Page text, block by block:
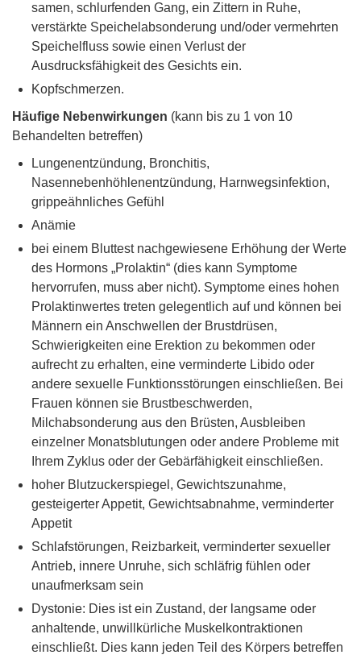
samen, schlurfenden Gang, ein Zittern in Ruhe,
verstärkte Speichelabsonderung und/oder vermehrten
Speichelfluss sowie einen Verlust der
Ausdrucksfähigkeit des Gesichts ein.
Kopfschmerzen.
Häufige Nebenwirkungen (kann bis zu 1 von 10
Behandelten betreffen)
Lungenentzündung, Bronchitis,
Nasennebenhöhlenentzündung, Harnwegsinfektion,
grippeähnliches Gefühl
Anämie
bei einem Bluttest nachgewiesene Erhöhung der Werte
des Hormons „Prolaktin“ (dies kann Symptome
hervorrufen, muss aber nicht). Symptome eines hohen
Prolaktinwertes treten gelegentlich auf und können bei
Männern ein Anschwellen der Brustdrüsen,
Schwierigkeiten eine Erektion zu bekommen oder
aufrecht zu erhalten, eine verminderte Libido oder
andere sexuelle Funktionsstörungen einschließen. Bei
Frauen können sie Brustbeschwerden,
Milchabsonderung aus den Brüsten, Ausbleiben
einzelner Monatsblutungen oder andere Probleme mit
Ihrem Zyklus oder der Gebärfähigkeit einschließen.
hoher Blutzuckerspiegel, Gewichtszunahme,
gesteigerter Appetit, Gewichtsabnahme, verminderter
Appetit
Schlafstörungen, Reizbarkeit, verminderter sexueller
Antrieb, innere Unruhe, sich schläfrig fühlen oder
unaufmerksam sein
Dystonie: Dies ist ein Zustand, der langsame oder
anhaltende, unwillkürliche Muskelkontraktionen
einschließt. Dies kann jeden Teil des Körpers betreffen